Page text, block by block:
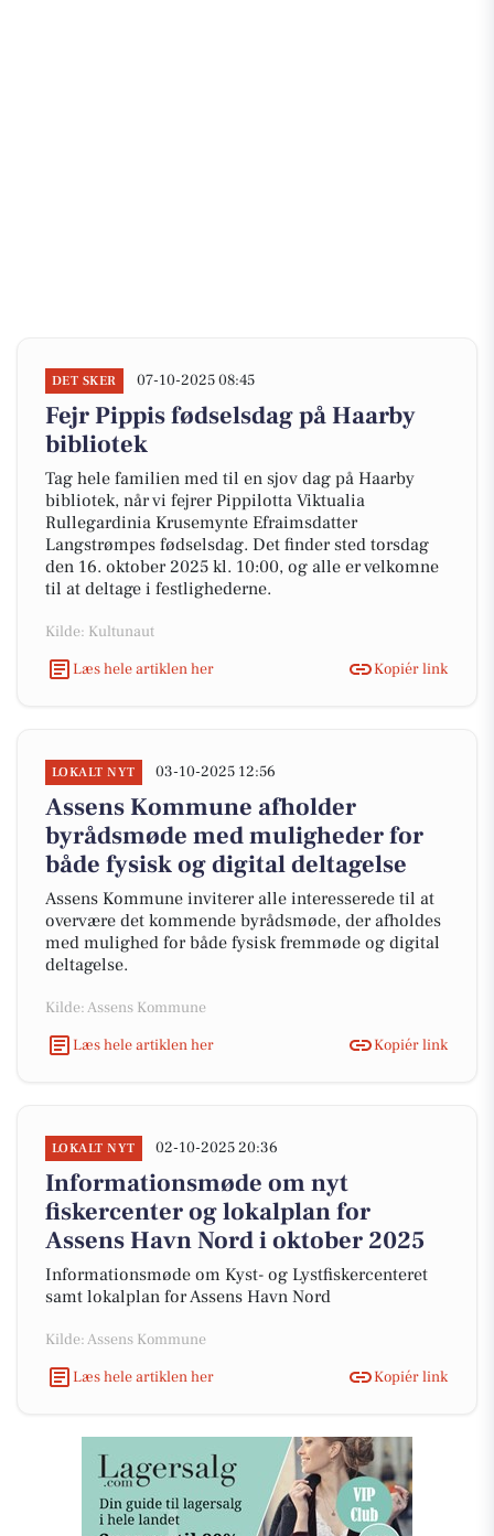
DET SKER 07-10-2025 08:45
Fejr Pippis fødselsdag på Haarby
bibliotek
Tag hele familien med til en sjov dag på Haarby
bibliotek, når vi fejrer Pippilotta Viktualia
Rullegardinia Krusemynte Efraimsdatter
Langstrømpes fødselsdag. Det finder sted torsdag
den 16. oktober 2025 kl. 10:00, og alle er velkomne
til at deltage i festlighederne.
Kilde: Kultunaut
Læs hele artiklen her
Kopiér link
LOKALT NYT 03-10-2025 12:56
Assens Kommune afholder
byrådsmøde med muligheder for
både fysisk og digital deltagelse
Assens Kommune inviterer alle interesserede til at
overvære det kommende byrådsmøde, der afholdes
med mulighed for både fysisk fremmøde og digital
deltagelse.
Kilde: Assens Kommune
Læs hele artiklen her
Kopiér link
LOKALT NYT 02-10-2025 20:36
Informationsmøde om nyt
fiskercenter og lokalplan for
Assens Havn Nord i oktober 2025
Informationsmøde om Kyst- og Lystfiskercenteret
samt lokalplan for Assens Havn Nord
Kilde: Assens Kommune
Læs hele artiklen her
Kopiér link